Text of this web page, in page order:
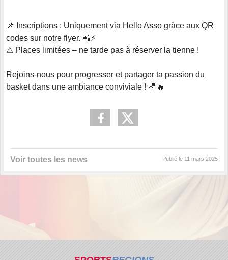
📌 Inscriptions : Uniquement via Hello Asso grâce aux QR
codes sur notre flyer. 📲⚡
⚠ Places limitées – ne tarde pas à réserver la tienne !
Rejoins-nous pour progresser et partager ta passion du
basket dans une ambiance conviviale ! 🏀🔥
Voir toutes les news Publié le 11 mars 2025